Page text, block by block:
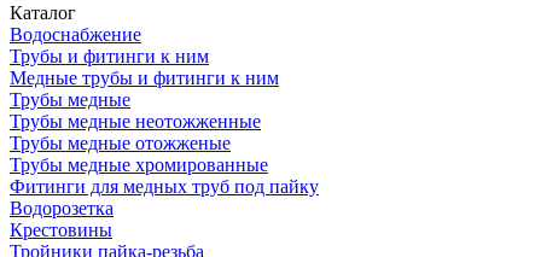
Каталог
Водоснабжение
Трубы и фитинги к ним
Медные трубы и фитинги к ним
Трубы медные
Трубы медные неотожженные
Трубы медные отожженые
Трубы медные хромированные
Фитинги для медных труб под пайку
Водорозетка
Крестовины
Тройники пайка-резьба